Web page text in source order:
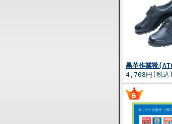
黒革作業靴
4,708円(税込)